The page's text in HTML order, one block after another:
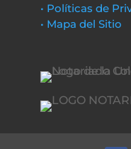
• Políticas de
• Mapa del Sitio